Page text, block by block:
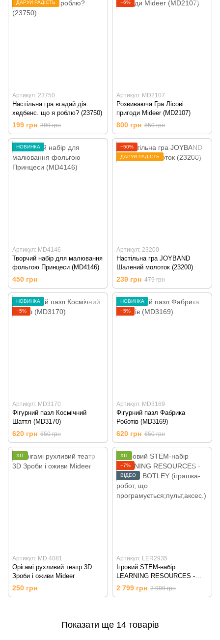
ДАРУЙ РАДІСТЬ
Артикул: 23750
Настільна гра вгадай дія:
хедбенс. що я роблю? (23750)
199 грн 399 грн
−6%
Артикул: MD2107
Розвиваюча Гра Лісові
пригоди Mideer (MD2107)
800 грн 850 грн
НОВИНКА
Артикул: MD4146
Творчий набір для малювання
фольгою Принцеси (MD4146)
450 грн
−50%
ДАРУЙ РАДІСТЬ
Артикул: 23200
Настільна гра JOYBAND
Шалений молоток (23200)
239 грн 479 грн
НОВИНКА
−5%
Артикул: MD3170
Фігурний пазл Космічний
Шаттл (MD3170)
620 грн 650 грн
НОВИНКА
−5%
Артикул: MD3169
Фігурний пазл Фабрика
Роботів (MD3169)
620 грн 650 грн
ХІТ
Артикул: MD 4081
Орігамі рухливий театр 3D
Зроби і оживи Mideer
250 грн
ХІТ
−7%
ВІДЕО
Артикул: LER2935
Ігровий STEM-набір
LEARNING RESOURCES -
РОБОТ BOTLEY (іграшка-
робот, що
2 799 грн 2 999 грн
Показати ще 14 товарів